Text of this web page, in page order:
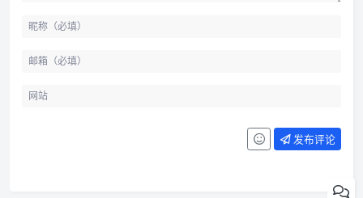
发布评论